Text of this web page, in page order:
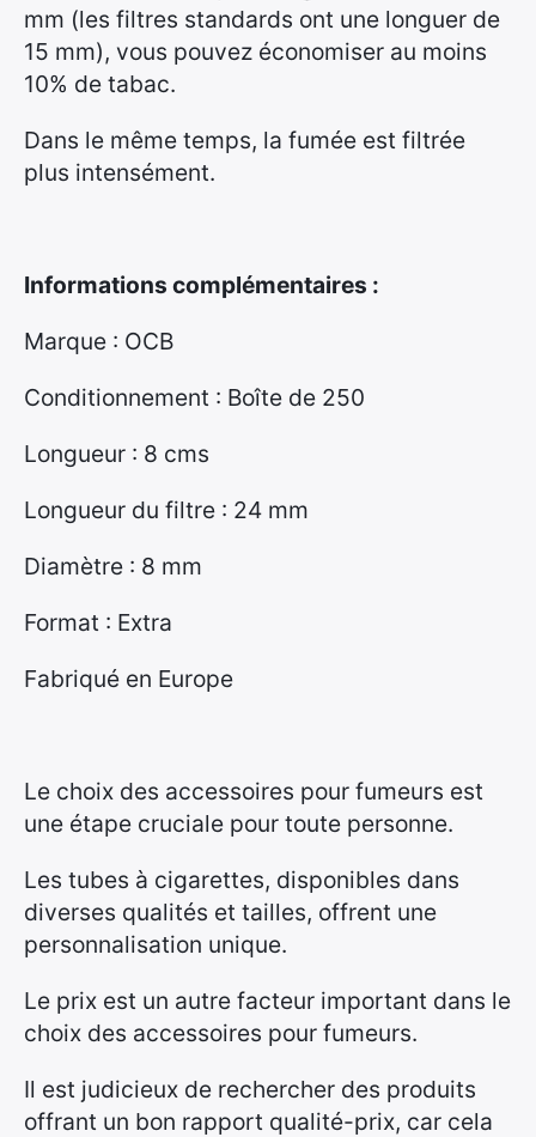
mm (les filtres standards ont une longuer de
15 mm), vous pouvez économiser au moins
10% de tabac.
Dans le même temps, la fumée est filtrée
plus intensément.
Informations complémentaires :
Marque : OCB
Conditionnement : Boîte de 250
Longueur : 8 cms
Longueur du filtre : 24 mm
Diamètre : 8 mm
Format : Extra
Fabriqué en Europe
Le choix des accessoires pour fumeurs est
une étape cruciale pour toute personne.
Les tubes à cigarettes, disponibles dans
diverses qualités et tailles, offrent une
personnalisation unique.
Le prix est un autre facteur important dans le
choix des accessoires pour fumeurs.
Il est judicieux de rechercher des produits
offrant un bon rapport qualité-prix, car cela